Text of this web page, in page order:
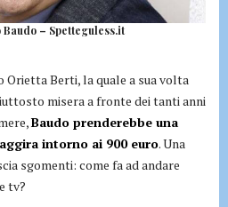
– Spetteguless.it
Orietta Berti, la quale a sua volta
misera a fronte dei tanti anni
Baudo prenderebbe una
intorno ai 900 euro. Una
sgomenti: come fa ad andare
tv?